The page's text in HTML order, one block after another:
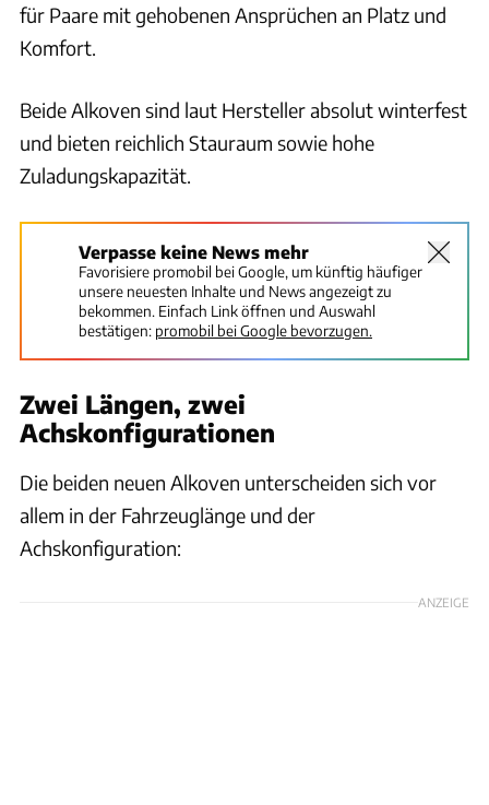
für Paare mit gehobenen Ansprüchen an Platz und
Komfort.
Beide Alkoven sind laut Hersteller absolut winterfest
und bieten reichlich Stauraum sowie hohe
Zuladungskapazität.
Verpasse keine News mehr
Favorisiere promobil bei Google, um künftig häufiger
unsere neuesten Inhalte und News angezeigt zu
bekommen. Einfach Link öffnen und Auswahl
bestätigen: promobil bei Google bevorzugen.
Zwei Längen, zwei
Achskonfigurationen
Die beiden neuen Alkoven unterscheiden sich vor
allem in der Fahrzeuglänge und der
Achskonfiguration:
ANZEIGE